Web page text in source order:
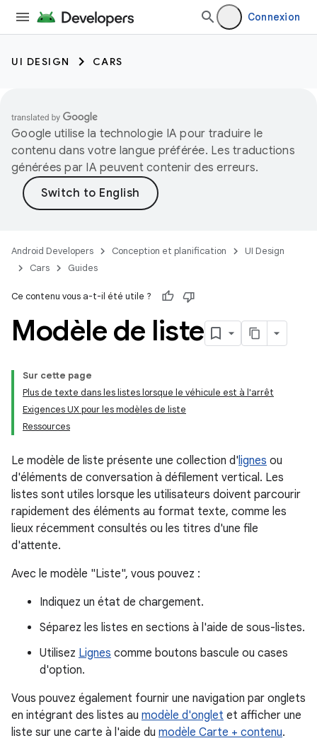
Connexion
UI DESIGN CARS
Google utilise la technologie IA pour traduire le
contenu dans votre langue préférée. Les traductions
générées par IA peuvent contenir des erreurs.
Android Developers Conception et planification
UI Design
Cars
Guides
Ce contenu vous a-t-il été utile ?
Modèle de liste
Sur cette page
Plus de texte dans les listes lorsque le véhicule est à l'arrêt
Exigences UX pour les modèles de liste
Ressources
Le modèle de liste présente une collection d'lignes ou
d'éléments de conversation à défilement vertical. Les
listes sont utiles lorsque les utilisateurs doivent parcourir
rapidement des éléments au format texte, comme les
lieux récemment consultés ou les titres d'une file
d'attente.
Avec le modèle "Liste", vous pouvez :
Indiquez un état de chargement.
Séparez les listes en sections à l'aide de sous-listes.
Utilisez Lignes comme boutons bascule ou cases
d'option.
Vous pouvez également fournir une navigation par onglets
en intégrant des listes au modèle d'onglet et afficher une
liste sur une carte à l'aide du modèle Carte + contenu.